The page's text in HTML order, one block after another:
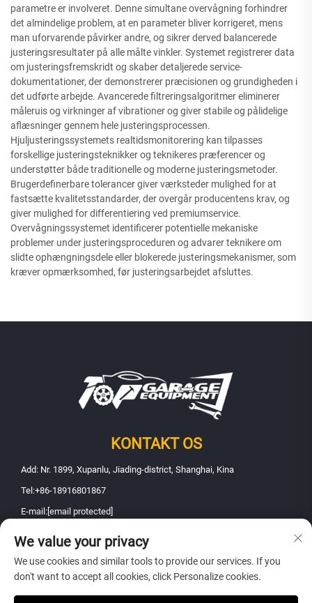
parametre er involveret. Denne simultane overvågning forhindrer
det almindelige problem, at en parameter bliver korrigeret, mens
man uforvarende påvirker andre, og sikrer derved balancerede
justeringsresultater på alle målte vinkler. Systemet registrerer data
om justeringsfremskridt og skaber detaljerede service-
dokumentationer, der demonstrerer præcisionen og grundigheden i
det udførte arbejde. Avancerede filtreringsalgoritmer eliminerer
måleruis og virkninger af vibrationer og giver stabile og pålidelige
aflæsninger gennem hele justeringsprocessen.
Hjuljusteringssystemets realtidsmonitorering kan tilpasses
forskellige justeringsteknikker og teknikeres præferencer og
understøtter både traditionelle og moderne justeringsmetoder.
Brugerdefinerbare tolerancer giver værksteder mulighed for at
fastsætte kvalitetsstandarder, der overgår producentens krav, og
giver mulighed for differentiering ved premiumservice.
Overvågningssystemet identificerer potentielle mekaniske
problemer under justeringsproceduren og advarer teknikere om
slidte ophængningsdele eller blokerede justeringsmekanismer, som
kræver opmærksomhed, før justeringsarbejdet afsluttes.
KONTAKT OS
Add: Nr. 1899, Xupanlu, Jiading-district, Shanghai, Kina
Tel:+86-18916801867
E-mail: [email protected]
Copyright © 2025 Shanghai Fanbao Automobile Maintenance Equipment
Co., Ltd.. Alle rettigheder forbeholdes -Privatlivspolitik
We value your privacy
We use cookies and similar tools to provide our services. If you
don't want to accept all cookies, click Personalize cookies.